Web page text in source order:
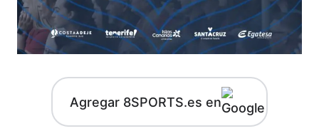
Agregar 8SPORTS.es en